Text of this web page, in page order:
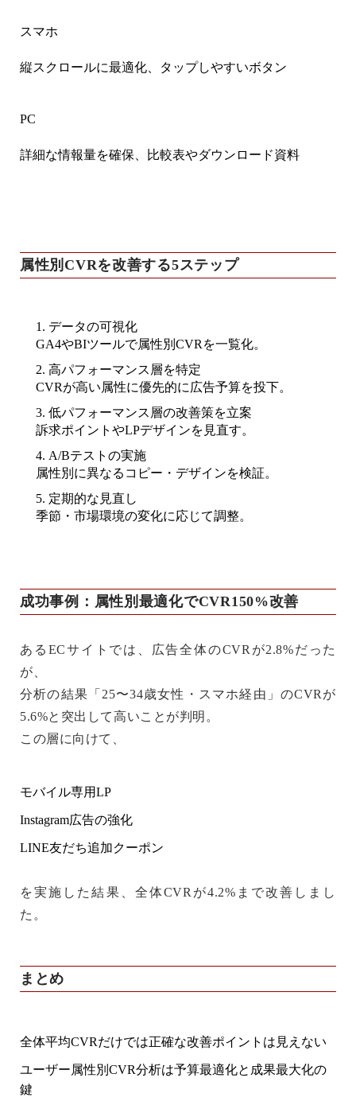
スマホ
縦スクロールに最適化、タップしやすいボタン
PC
詳細な情報量を確保、比較表やダウンロード資料
属性別CVRを改善する5ステップ
データの可視化
GA4やBIツールで属性別CVRを一覧化。
高パフォーマンス層を特定
CVRが高い属性に優先的に広告予算を投下。
低パフォーマンス層の改善策を立案
訴求ポイントやLPデザインを見直す。
A/Bテストの実施
属性別に異なるコピー・デザインを検証。
定期的な見直し
季節・市場環境の変化に応じて調整。
成功事例：属性別最適化でCVR150%改善
あるECサイトでは、広告全体のCVRが2.8%だった
が、
分析の結果「25〜34歳女性・スマホ経由」のCVRが
5.6%と突出して高いことが判明。
この層に向けて、
モバイル専用LP
Instagram広告の強化
LINE友だち追加クーポン
を実施した結果、全体CVRが4.2%まで改善しまし
た。
まとめ
全体平均CVRだけでは正確な改善ポイントは見えない
ユーザー属性別CVR分析は予算最適化と成果最大化の
鍵